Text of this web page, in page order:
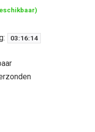
03:16:14